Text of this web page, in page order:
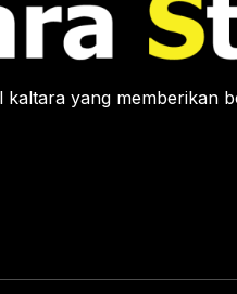
kaltara yang memberikan